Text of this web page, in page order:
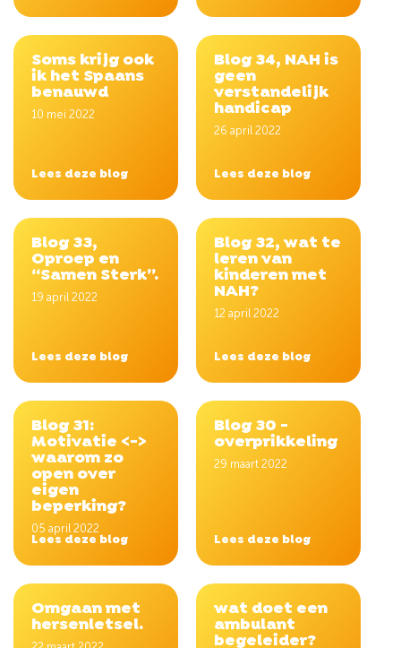
Soms krijg ook
ik het Spaans
benauwd
10 mei 2022
Lees deze blog
Blog 34, NAH is
geen
verstandelijk
handicap
26 april 2022
Lees deze blog
Blog 33,
Oproep en
“Samen Sterk”.
19 april 2022
Lees deze blog
Blog 32, wat te
leren van
kinderen met
NAH?
12 april 2022
Lees deze blog
Blog 31:
Motivatie <->
waarom zo
open over
eigen
beperking?
05 april 2022
Lees deze blog
Blog 30 -
overprikkeling
29 maart 2022
Lees deze blog
Omgaan met
hersenletsel.
wat doet een
ambulant
begeleider?